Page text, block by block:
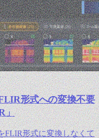
形式への変換不要
」
FLIR形式に変換しなくて